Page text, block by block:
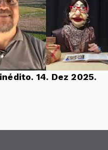
Episódio inédito. 14. Dez 2025.